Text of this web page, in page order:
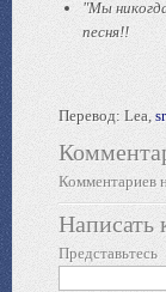
"Мы
песня!!
Перевод: Lea,
Комментариев
Написать
Представьтесь